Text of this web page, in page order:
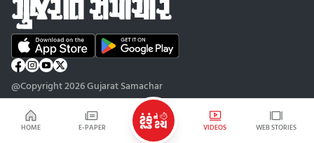
HOME E-PAPER VIDEOS WEB STORIES
@Copyright 2026 Gujarat Samachar